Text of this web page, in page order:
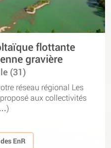
flottante
gravière
(31)
réseau régional Les
aux collectivités
EnR